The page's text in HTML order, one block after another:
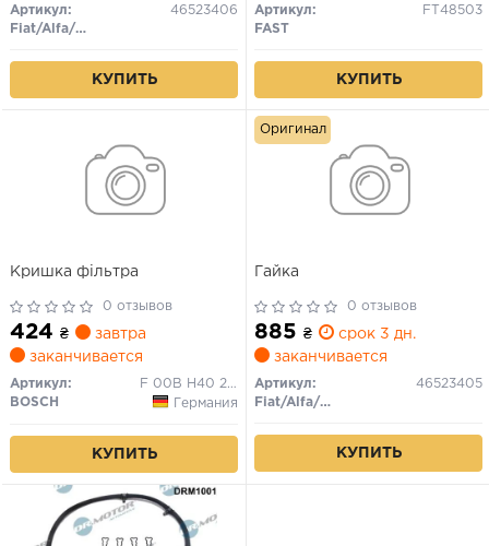
Артикул:
46523406
Fiat/Alfa/Lancia
КУПИТЬ
Артикул:
FT48503
FAST
КУПИТЬ
Кришка фільтра
0 отзывов
424 ₴
завтра
заканчивается
Артикул:
F 00B H40 217
BOSCH
Германия
КУПИТЬ
Гайка
0 отзывов
885 ₴
срок 3 дн.
заканчивается
Артикул:
46523405
Fiat/Alfa/Lancia
КУПИТЬ
Оригинал